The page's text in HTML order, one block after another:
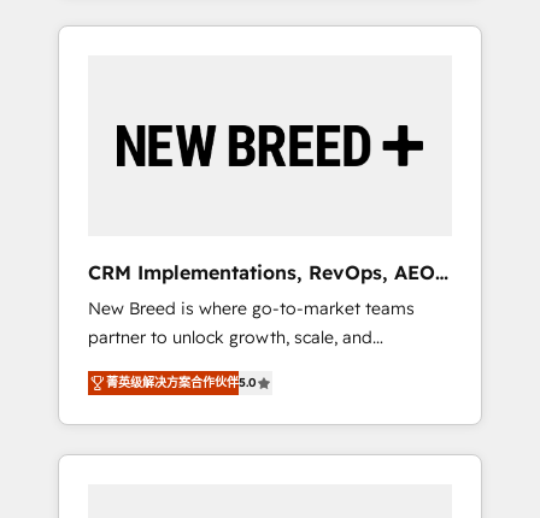
Success Media (Paid Media), making this the
by Globalia’s technical development team. -
19 HubSpot-certified trainers to drive
deployment of Breeze AI and custom agents
to automate growth. 🏆 Elite Excellence - 8
platform accreditations and deep HIPAA-
compliance expertise. - A team of 250+
experts dedicated to your resilient growth.
CRM Implementations, RevOps, AEO
+ Web, Demand Gen
New Breed is where go-to-market teams
partner to unlock growth, scale, and
transformation. We help companies activate
HubSpot’s AI-powered customer platform
and operationalize HubSpot’s Loop
Marketing framework through expert-led
菁英级解决方案合作伙伴5.0